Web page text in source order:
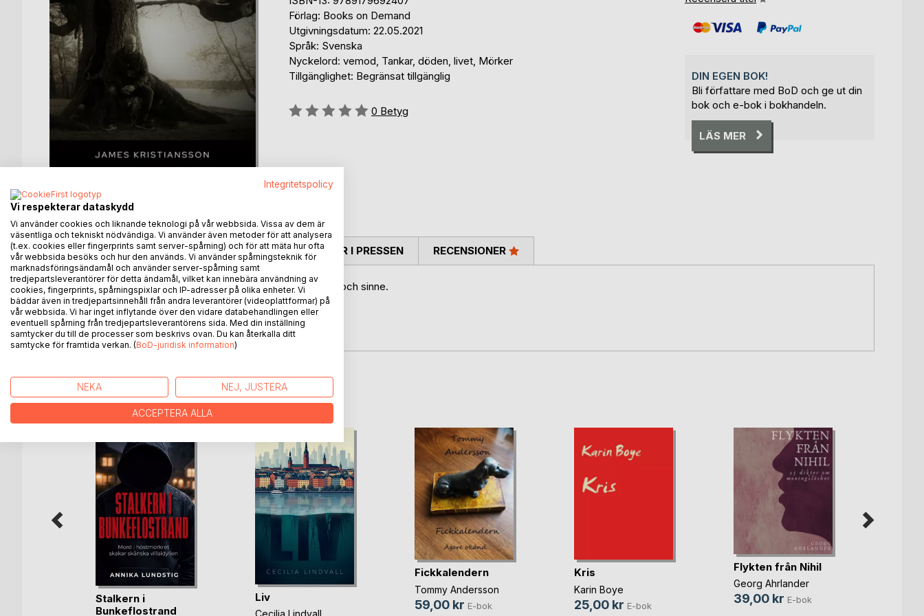
Förlag: Books on Demand
Utgivningsdatum: 22.05.2021
Språk: Svenska
Nyckelord: vemod, Tankar, döden, livet, Mörker
Tillgänglighet: Begränsat tillgänglig
Betyg::
0 Betyg
DIN EGEN BOK!
Bli författare med BoD och ge ut din
bok och e-bok i bokhandeln.
LÄS MER
BESKRIVNING
48 vemodiga dikter. som är tänkt att beröra både känslor och sinne.
"Att skriva om vemod är både ett mod och en konst."
FÖRFATTARE KOMMENTARER I PRESSEN RECENSIONER
ANDRA TITLAR HOSBoD
Stalkern i
Bunkeflostrand
Liv
Fickkalendern
Tommy Andersson
59,00 kr E-bok
Kris
Karin Boye
25,00 kr E-bok
Flykten från Nihil
Georg Ahrlander
39,00 kr E-bok
Integritetspolicy
Vi respekterar dataskydd
Vi använder cookies och liknande teknologi på vår webbsida. Vissa av dem är
väsentliga och tekniskt nödvändiga. Vi använder även metoder för att analysera
(t.ex. cookies eller fingerprints samt server-spårning) och för att mäta hur ofta
vår webbsida besöks och hur den används. Vi använder spårningsteknik för
marknadsföringsändamål och använder server-spårning samt
tredjepartsleverantörer för detta ändamål, vilket kan innebära användning av
cookies, fingerprints, spårningspixlar och IP-adresser på olika enheter. Vi
bäddar även in tredjepartsinnehåll från andra leverantörer (videoplattformar) på
vår webbsida. Vi har inget inflytande över den vidare databehandlingen eller
eventuell spårning från tredjepartsleverantörens sida. Med din inställning
samtycker du till de processer som beskrivs ovan. Du kan återkalla ditt
samtycke för framtida verkan. (BoD-juridisk information)
NEKA NEJ, JUSTERA
ACCEPTERA ALLA